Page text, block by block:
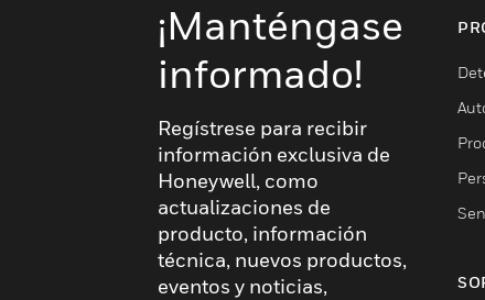
¡Manténgase
informado!
Regístrese para recibir
información exclusiva de
Honeywell, como
actualizaciones de
producto, información
técnica, nuevos productos,
eventos y noticias,